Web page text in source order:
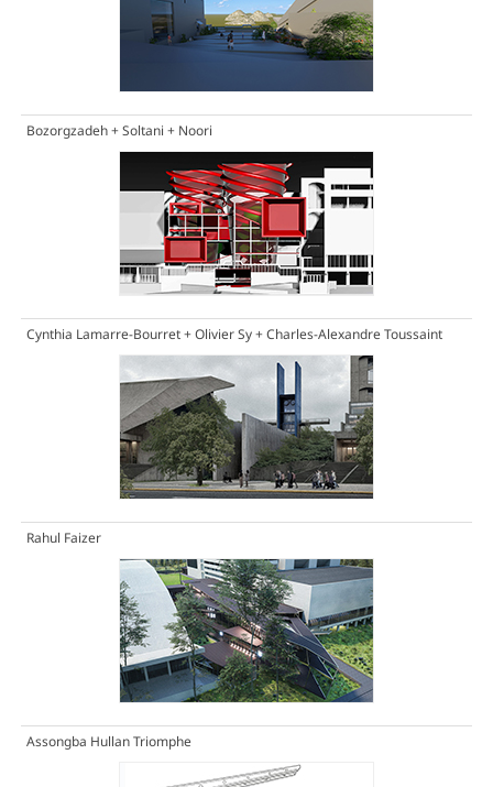
Bozorgzadeh + Soltani + Noori
Cynthia Lamarre-Bourret + Olivier Sy + Charles-Alexandre Toussaint
Rahul Faizer
Assongba Hullan Triomphe